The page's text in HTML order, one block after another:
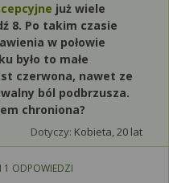
już wiele
8. Po takim czasie
w połowie
było to małe
czerwona, nawet ze
ból podbrzusza.
chroniona?
Dotyczy: Kobieta, 20 lat
1 ODPOWIEDZI